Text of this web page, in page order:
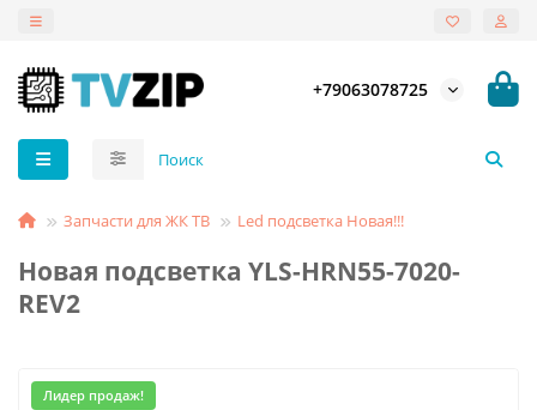
+79063078725
Запчасти для ЖК ТВ Led подсветка Новая!!!
Новая подсветка YLS-HRN55-7020-
REV2
Лидер продаж!